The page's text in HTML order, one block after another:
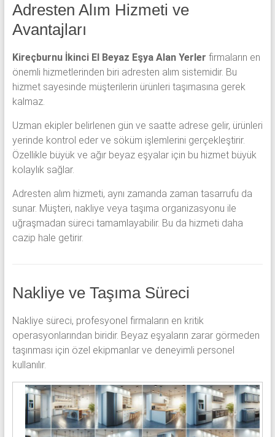
Adresten Alım Hizmeti ve
Avantajları
Kireçburnu İkinci El Beyaz Eşya Alan Yerler firmaların en
önemli hizmetlerinden biri adresten alım sistemidir. Bu
hizmet sayesinde müşterilerin ürünleri taşımasına gerek
kalmaz.
Uzman ekipler belirlenen gün ve saatte adrese gelir, ürünleri
yerinde kontrol eder ve söküm işlemlerini gerçekleştirir.
Özellikle büyük ve ağır beyaz eşyalar için bu hizmet büyük
kolaylık sağlar.
Adresten alım hizmeti, aynı zamanda zaman tasarrufu da
sunar. Müşteri, nakliye veya taşıma organizasyonu ile
uğraşmadan süreci tamamlayabilir. Bu da hizmeti daha
cazip hale getirir.
Nakliye ve Taşıma Süreci
Nakliye süreci, profesyonel firmaların en kritik
operasyonlarından biridir. Beyaz eşyaların zarar görmeden
taşınması için özel ekipmanlar ve deneyimli personel
kullanılır.